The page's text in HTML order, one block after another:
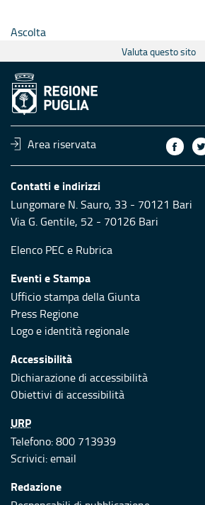
Ascolta
Valuta questo sito
Area riservata
Contatti e indirizzi
Lungomare N. Sauro, 33 - 70121 Bari
Via G. Gentile, 52 - 70126 Bari
Elenco PEC e Rubrica
Eventi e Stampa
Ufficio stampa della Giunta
Press Regione
Logo e identità regionale
Accessibilità
Dichiarazione di accessibilità
Obiettivi di accessibilità
URP
Telefono: 800 713939
Scrivici:email
Redazione